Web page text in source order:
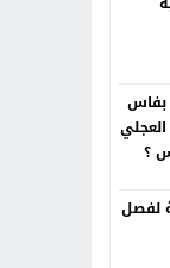
بفاس
؟
لفصل